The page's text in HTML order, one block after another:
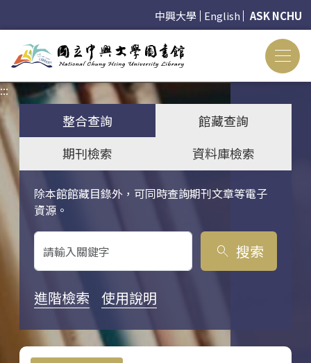
中興大學 English ASK NCHU
:::
整合查詢
館藏查詢
期刊檢索
資料庫檢索
除本館館藏目錄外，可同時查詢期刊文章等電子
資源。
關鍵字搜尋
search 搜索
進階檢索 使用說明